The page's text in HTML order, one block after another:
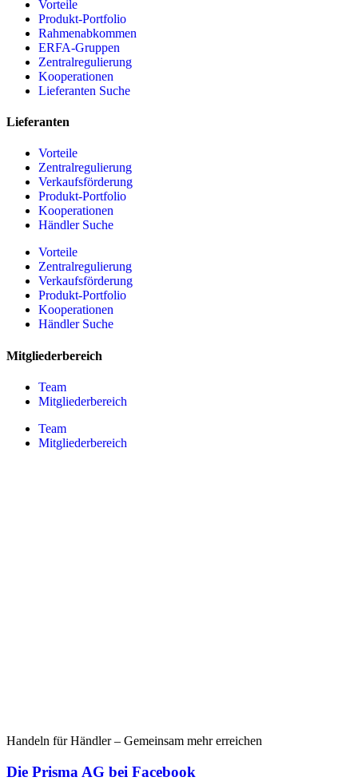
Vorteile
Produkt-Portfolio
Rahmenabkommen
ERFA-Gruppen
Zentralregulierung
Kooperationen
Lieferanten Suche
Lieferanten
Vorteile
Zentralregulierung
Verkaufsförderung
Produkt-Portfolio
Kooperationen
Händler Suche
Vorteile
Zentralregulierung
Verkaufsförderung
Produkt-Portfolio
Kooperationen
Händler Suche
Mitgliederbereich
Team
Mitgliederbereich
Team
Mitgliederbereich
Handeln für Händler – Gemeinsam mehr erreichen
Die Prisma AG bei Facebook